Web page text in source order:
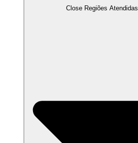
Close Regiões Atendidas